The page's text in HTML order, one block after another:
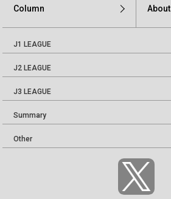
Column About
J1 LEAGUE
J2 LEAGUE
J3 LEAGUE
Summary
Other